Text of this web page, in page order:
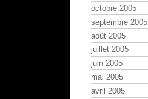
octobre 2005
septembre 2005
août 2005
juillet 2005
juin 2005
mai 2005
avril 2005